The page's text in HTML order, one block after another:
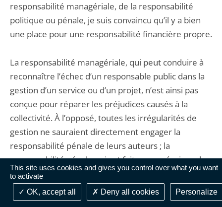
This site uses cookies and gives you control over what you want
to activate
OK, accept all
Deny all cookies Personalize
responsabilité managériale, de la responsabilité
politique ou pénale, je suis convaincu qu’il y a bien
une place pour une responsabilité financière propre.
La responsabilité managériale, qui peut conduire à
reconnaître l’échec d’un responsable public dans la
gestion d’un service ou d’un projet, n’est ainsi pas
conçue pour réparer les préjudices causés à la
collectivité. À l’opposé, toutes les irrégularités de
gestion ne sauraient directement engager la
responsabilité pénale de leurs auteurs ; la
responsabilité pénale qui est faite pour réprimer les
atteintes à la probité et les fautes intentionnelles, ne
peut à l’évidence constituer l’unique réponse aux
défaillances ou irrégularités de gestion.